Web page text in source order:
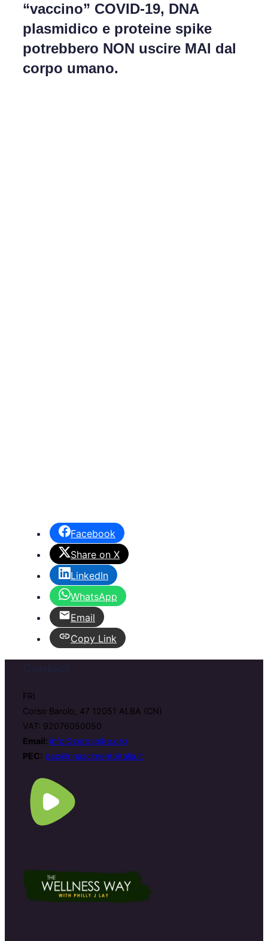
“vaccino” COVID-19, DNA
plasmidico e proteine spike
potrebbero NON uscire MAI dal
corpo umano.
Facebook
Share on X
LinkedIn
WhatsApp
Email
Copy Link
FRI
Corso Barolo, 47 12051 ALBA (CN)
VAT: 92076050050
Email: info@zerospike.org
PEC: pec@rinascimentoitalia.it